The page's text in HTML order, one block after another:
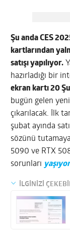
Şu anda CES
kartlarından
satışı yapılıyor.
hazırladığı bir
ekran kartı 20
bugün gelen
çıkarılacak. İlk
şubat ayında
sözünü
5090 ve RTX
sorunları yaşıyor
İLGİNİZİ